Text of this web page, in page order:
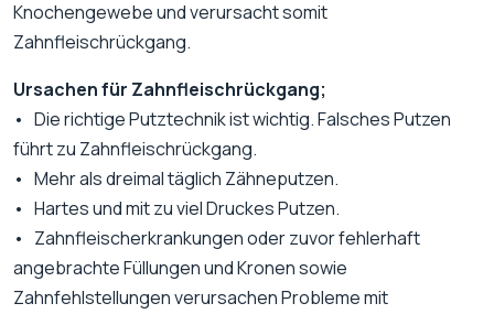
Knochengewebe und verursacht somit
Zahnfleischrückgang.
Ursachen für Zahnfleischrückgang;
• Die richtige Putztechnik ist wichtig. Falsches Putzen
führt zu Zahnfleischrückgang.
• Mehr als dreimal täglich Zähneputzen.
• Hartes und mit zu viel Druckes Putzen.
• Zahnfleischerkrankungen oder zuvor fehlerhaft
angebrachte Füllungen und Kronen sowie
Zahnfehlstellungen verursachen Probleme mit